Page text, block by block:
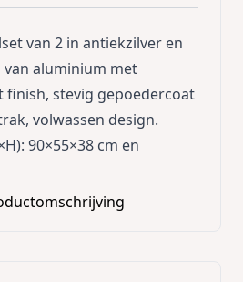
van 2 in antiekzilver en
aluminium met
stevig gepoedercoat
volwassen design.
90×55×38 cm en